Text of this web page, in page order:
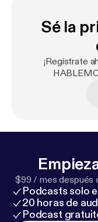
que les pueda
internet, siga creciendo. Te mando
Sé la
¡Regístrate
$99 / mes después
Podcasts solo
20 horas de
Podcast